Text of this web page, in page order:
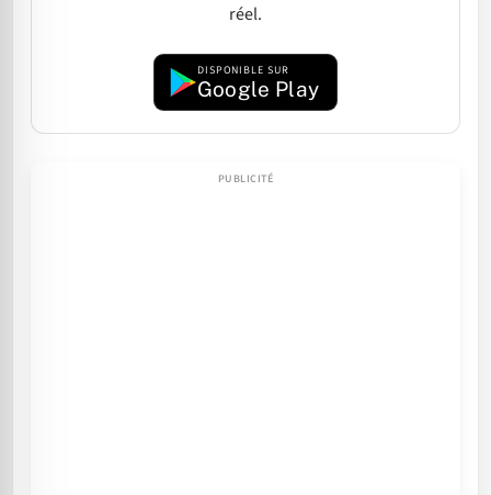
réel.
DISPONIBLE SUR
Google Play